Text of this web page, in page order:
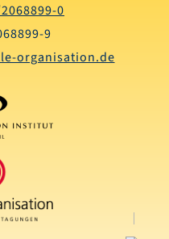
0
9
organisation.de